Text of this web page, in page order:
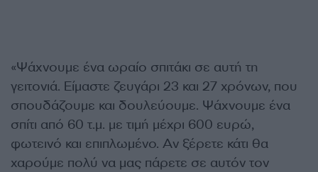
«Ψάχνουμε ένα ωραίο σπιτάκι σε αυτή τη
γειτονιά. Είμαστε ζευγάρι 23 και 27 χρόνων, που
σπουδάζουμε και δουλεύουμε. Ψάχνουμε ένα
σπίτι από 60 τ.μ. με τιμή μέχρι 600 ευρώ,
φωτεινό και επιπλωμένο. Αν ξέρετε κάτι θα
χαρούμε πολύ να μας πάρετε σε αυτόν τον